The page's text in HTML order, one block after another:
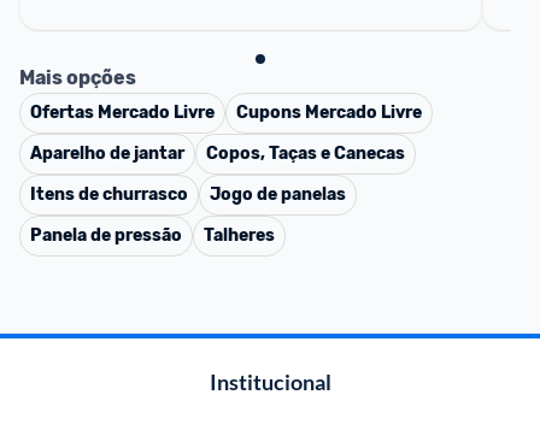
Mais opções
Ofertas Mercado Livre Cupons Mercado Livre
Aparelho de jantar
Copos, Taças e Canecas
Itens de churrasco
Jogo de panelas
Panela de pressão
Talheres
Institucional